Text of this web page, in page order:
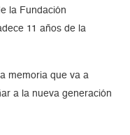
la Fundación
11 años de la
memoria que va a
a la nueva generación